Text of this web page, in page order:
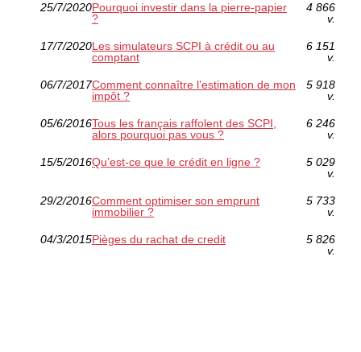
25/7/2020Pourquoi investir dans la pierre-papier
?
4 866
v.
17/7/2020Les simulateurs SCPI à crédit ou au
comptant
6 151
v.
06/7/2017Comment connaître l’estimation de mon
impôt ?
5 918
v.
05/6/2016Tous les français raffolent des SCPI,
alors pourquoi pas vous ?
6 246
v.
15/5/2016Qu’est-ce que le crédit en ligne ?
5 029
v.
29/2/2016Comment optimiser son emprunt
immobilier ?
5 733
v.
04/3/2015Pièges du rachat de credit
5 826
v.